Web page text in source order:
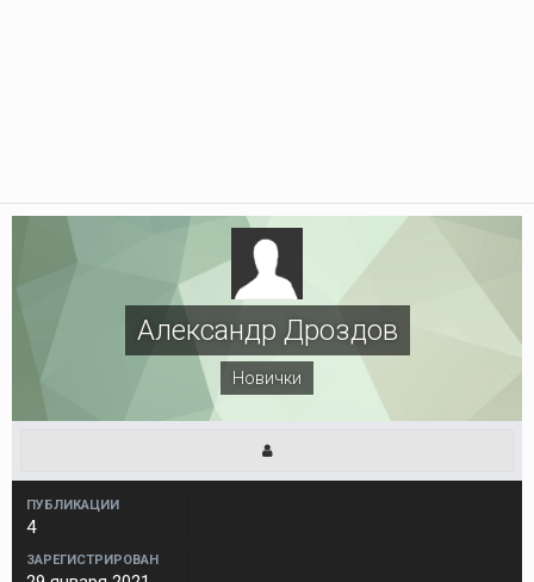
Александр Дроздов
Новички
ПУБЛИКАЦИИ
4
ЗАРЕГИСТРИРОВАН